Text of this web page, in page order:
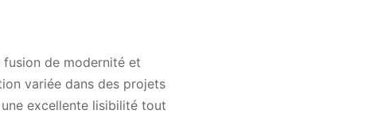
de modernité et
variée dans des projets
excellente lisibilité tout